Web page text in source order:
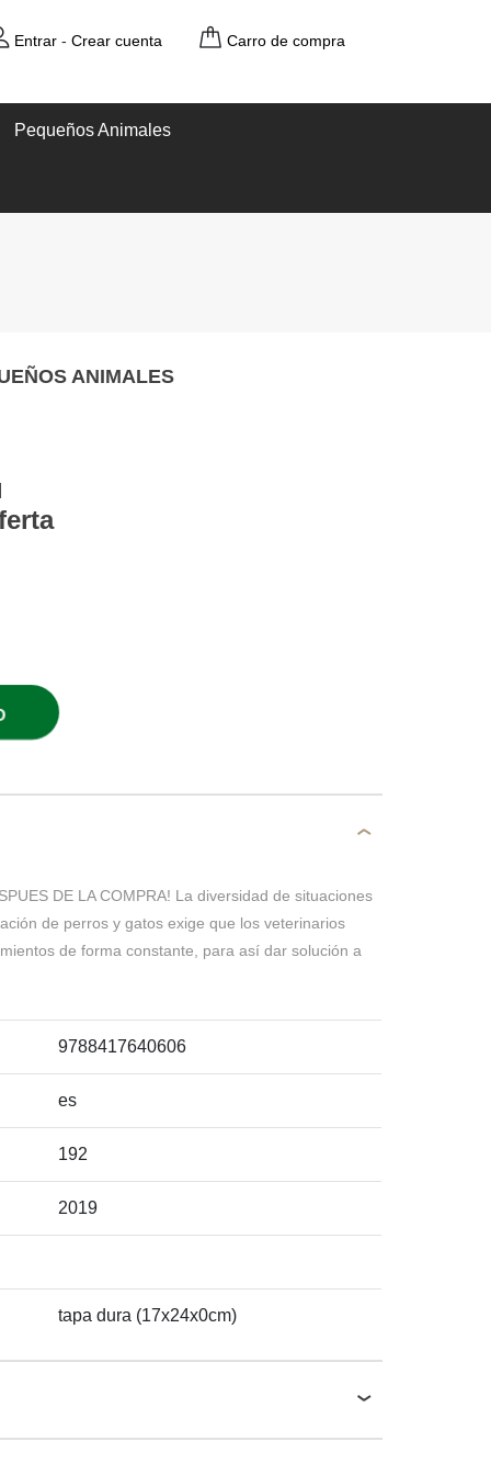
Entrar- Crear cuenta Carro de compra
Pequeños Animales
ANIMALES
DE LA COMPRA! La diversidad de situaciones
de perros y gatos exige que los veterinarios
de forma constante, para así dar solución a
9788417640606
es
192
2019
tapa dura (17x24x0cm)